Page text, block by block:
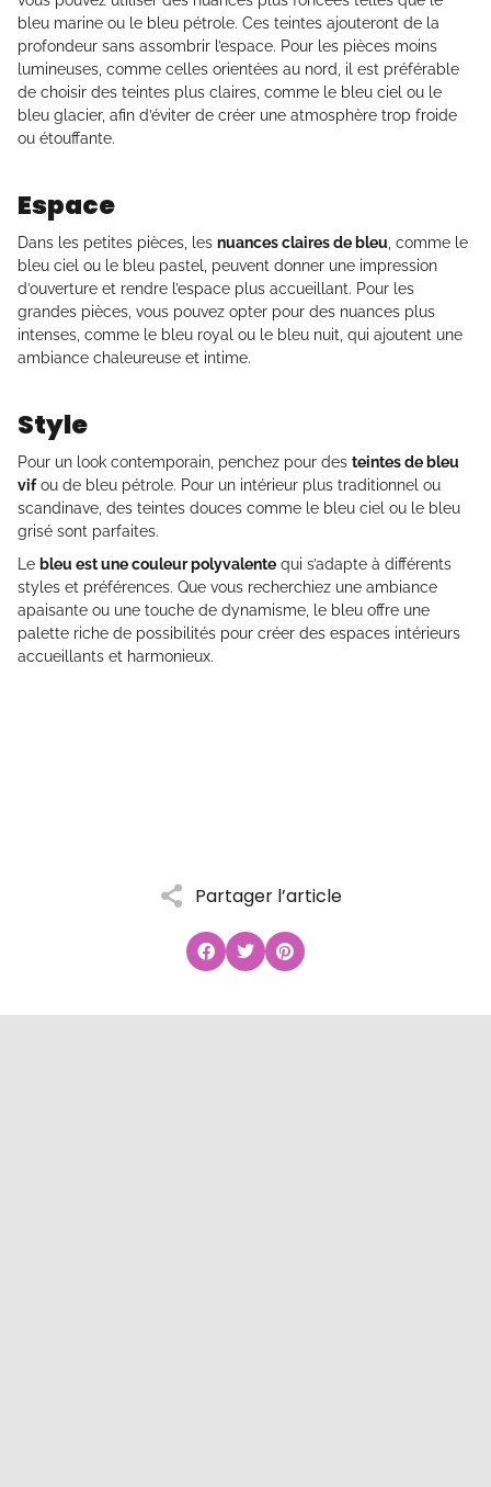
Partager l’article
bleu marine ou le bleu pétrole. Ces teintes ajouteront de la
profondeur sans assombrir l’espace. Pour les pièces moins
lumineuses, comme celles orientées au nord, il est préférable
de choisir des teintes plus claires, comme le bleu ciel ou le
bleu glacier, afin d’éviter de créer une atmosphère trop froide
ou étouffante.
Espace
Dans les petites pièces, les nuances claires de bleu, comme le
bleu ciel ou le bleu pastel, peuvent donner une impression
d’ouverture et rendre l’espace plus accueillant. Pour les
grandes pièces, vous pouvez opter pour des nuances plus
intenses, comme le bleu royal ou le bleu nuit, qui ajoutent une
ambiance chaleureuse et intime.
Style
Pour un look contemporain, penchez pour des teintes de bleu
vifou de bleu pétrole. Pour un intérieur plus traditionnel ou
scandinave, des teintes douces comme le bleu ciel ou le bleu
grisé sont parfaites.
Le bleu est une couleur polyvalente qui s’adapte à différents
styles et préférences. Que vous recherchiez une ambiance
apaisante ou une touche de dynamisme, le bleu offre une
palette riche de possibilités pour créer des espaces intérieurs
accueillants et harmonieux.